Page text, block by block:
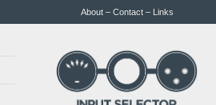
About – Contact – Links